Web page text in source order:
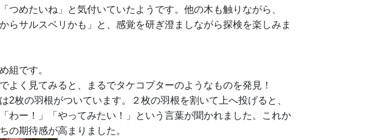
つめたいね」と気付いていたようです。他の木も触りながら、
らサルスベリかも」と、感覚を研ぎ澄ましながら探検を楽しみま
組です。
よく見てみると、まるでタケコプターのようなものを発見！
2枚の羽根がついています。２枚の羽根を割いて上へ投げると、
わー！」「やってみたい！」という言葉が聞かれました。これか
の期待感が高まりました。